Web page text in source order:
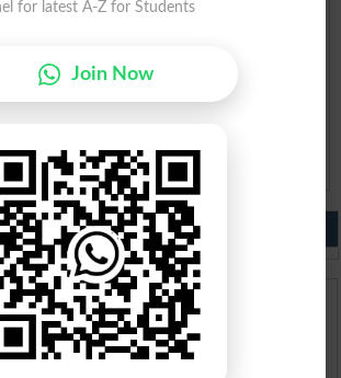
not be approved at all.
for latest A-Z for Students
Join Now